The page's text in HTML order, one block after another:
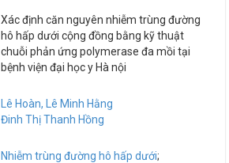
Xác định căn nguyên nhiễm trùng đường
hô hấp dưới cộng đồng bằng kỹ thuật
chuỗi phản ứng polymerase đa mồi tại
bệnh viện đại học y Hà nội
Lê Hoàn, Lê Minh Hằng
Đinh Thị Thanh Hồng
Nhiễm trùng đường hô hấp dưới;